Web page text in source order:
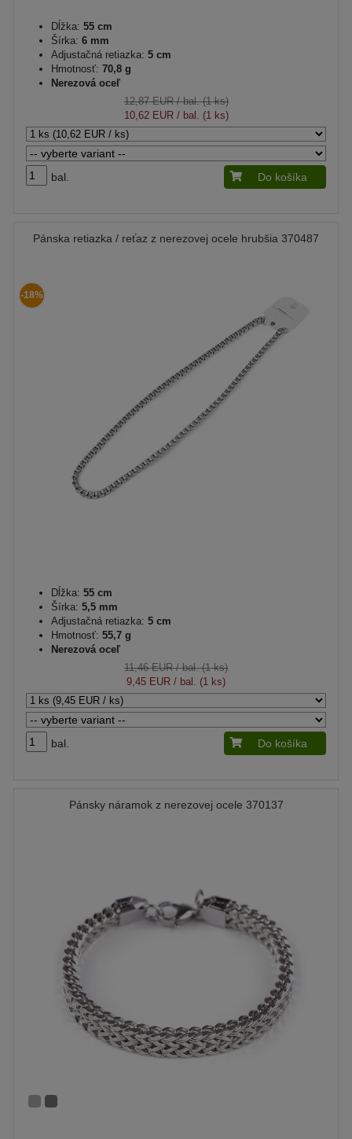
Dĺžka: 55 cm
Šírka: 6 mm
Adjustačná retiazka: 5 cm
Hmotnosť: 70,8 g
Nerezová oceľ
12,87 EUR/ bal. (1 ks)
10,62 EUR/ bal. (1 ks)
bal. Do košíka
Pánska retiazka / reťaz z nerezovej ocele hrubšia 370487
-18%
Dĺžka: 55 cm
Šírka: 5,5 mm
Adjustačná retiazka: 5 cm
Hmotnosť: 55,7 g
Nerezová oceľ
11,46 EUR/ bal. (1 ks)
9,45 EUR / bal. (1 ks)
bal. Do košíka
Pánsky náramok z nerezovej ocele 370137